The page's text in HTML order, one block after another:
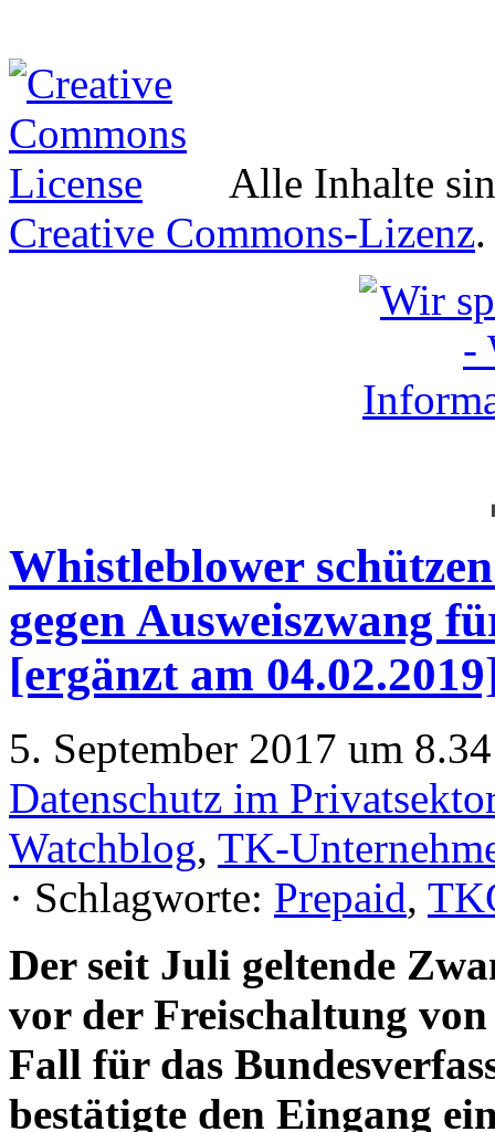
Alle Inhalte
Creative Commons-Lizenz.
Whistleblower
gegen Ausweiszwang
[ergänzt am
5. September 2017 um
Datenschutz im
Watchblog, TK-
· Schlagworte: Prepaid,
Der seit Juli geltende
vor der Freischaltung
Fall für das
bestätigte den Eingang